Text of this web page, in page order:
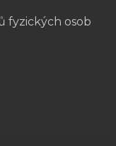
fyzických osob